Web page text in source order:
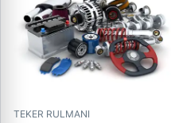
TEKER RULMANI